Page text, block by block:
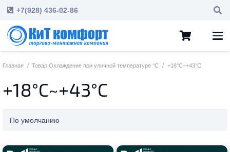
+7(928) 436-02-86
Главная / Товар Охлаждение при уличной температуре °C / +18°C~+43°C
+18°C~+43°C